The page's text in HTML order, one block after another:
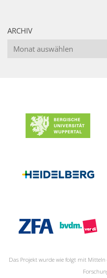
ARCHIV
Archiv
Das Projekt wurde wie folgt mit